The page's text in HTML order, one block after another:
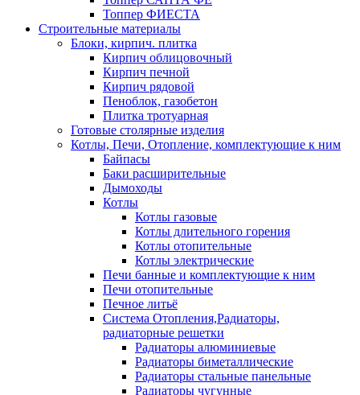
Топпер ФИЕСТА
Строительные материалы
Блоки, кирпич. плитка
Кирпич облицовочный
Кирпич печной
Кирпич рядовой
Пеноблок, газобетон
Плитка тротуарная
Готовые столярные изделия
Котлы, Печи, Отопление, комплектующие к ним
Байпасы
Баки расширительные
Дымоходы
Котлы
Котлы газовые
Котлы длительного горения
Котлы отопительные
Котлы электрические
Печи банные и комплектующие к ним
Печи отопительные
Печное литьё
Система Отопления,Радиаторы,
радиаторные решетки
Радиаторы алюминиевые
Радиаторы биметаллические
Радиаторы стальные панельные
Радиаторы чугунные